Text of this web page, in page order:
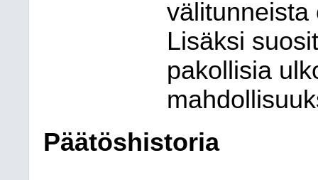
välitunneista
Lisäksi
pakollisia
Päätöshistoria